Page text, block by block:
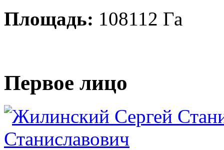
Площадь: 108112 Га
Первое лицо
Станиславович